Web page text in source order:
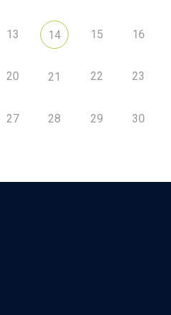
13 14 15 16
20 21 22 23
27 28 29 30